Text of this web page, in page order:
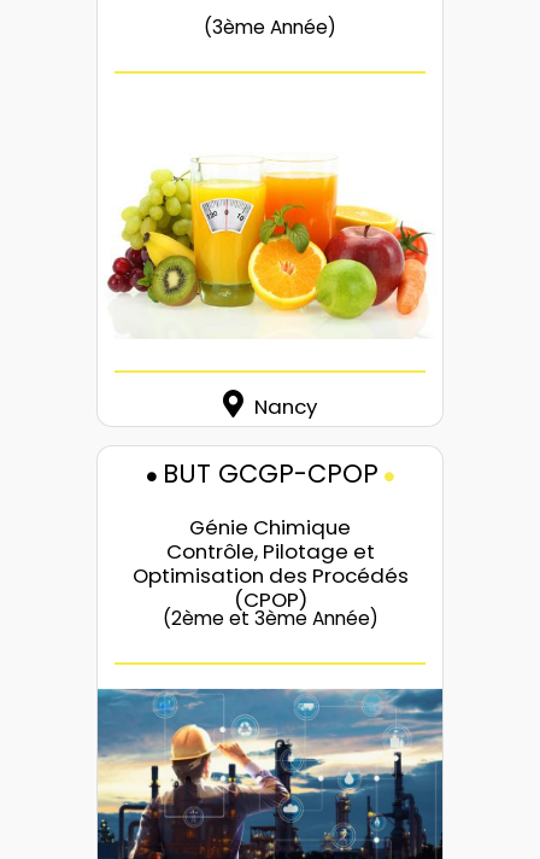
(3ème Année)
Nancy
BUT GCGP-CPOP
Génie Chimique
Contrôle, Pilotage et
Optimisation des Procédés
(CPOP)
(2ème et 3ème Année)